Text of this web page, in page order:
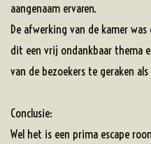
aangenaam ervaren.
De afwerking van de kamer
dit een vrij ondankbaar thema
van de bezoekers te geraken
Conclusie:
Wel het is een prima escape